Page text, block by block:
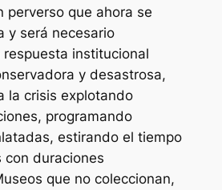
perverso que ahora se
y será necesario
respuesta institucional
y desastrosa,
la crisis explotando
programando
estirando el tiempo
duraciones
que no coleccionan,